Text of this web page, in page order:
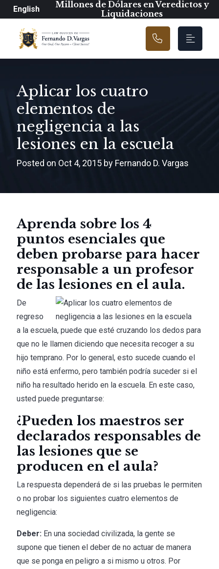
Navegación
English
Millones de Dólares en Veredictos y
Liquidaciones
Aplicar los cuatro
elementos de
negligencia a las
lesiones en la escuela
Posted on Oct 4, 2015 by Fernando D. Vargas
Aprenda sobre los 4
puntos esenciales que
deben probarse para hacer
responsable a un profesor
de las lesiones en el aula.
De
regreso
a la escuela, puede que esté cruzando los dedos para
que no le llamen diciendo que necesita recoger a su
hijo temprano. Por lo general, esto sucede cuando el
niño está enfermo, pero también podría suceder si el
niño ha resultado herido en la escuela. En este caso,
usted puede preguntarse:
¿Pueden los maestros ser
declarados responsables de
las lesiones que se
producen en el aula?
La respuesta dependerá de si las pruebas le permiten
o no probar los siguientes cuatro elementos de
negligencia:
Deber: En una sociedad civilizada, la gente se
supone que tienen el deber de no actuar de manera
que se ponga en peligro a si mismo u otros. Por